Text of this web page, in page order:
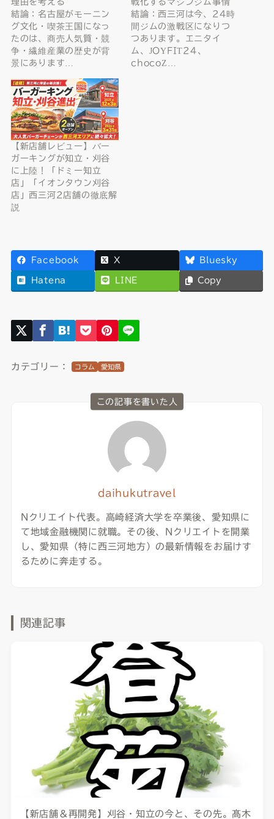
理由を考える
結論：名古屋がモーニン
グ文化・喫茶王国になっ
たのは、商売人気質・競
争・繊維産業の歴史が背
景にあります…
戦化するマシンジム事情
結論：西三河は今、24時
間ジムの激戦区になりつ
つあります。エニタイ
ム、JOYFIT24、
chocoZ…
【新店舗レビュー】バー
ガーキングが知立・刈谷
に上陸！「ドミー知立
店」「イオンタウン刈谷
店」西三河2店舗の徹底解
説
Facebook X Bluesky
Hatena LINE Copy
カテゴリー： コラム 愛知県
この記事を書いた人
daihukutravel
Nクリエイト代表。高崎経済大学を卒業後、愛知県に
て地域金融機関に就職。その後、Nクリエイトを開業
し、愛知県（特に西三河地方）の最新情報をお届けす
るために奔走する。
関連記事
【新店舗＆再開発】刈谷・知立の今と、その先。髙木